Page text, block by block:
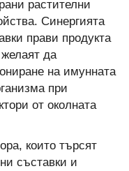
растителни
Синергията
прави продукта
да
на имунната
при
от околната
които търсят
съставки и